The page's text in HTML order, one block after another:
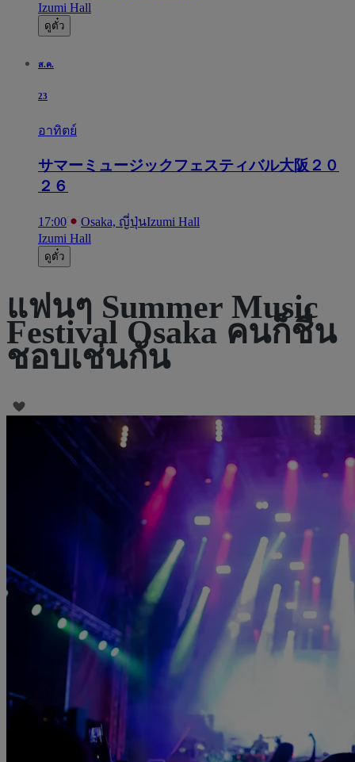
Izumi Hall
ดูตั๋ว
ส.ค.
23
อาทิตย์
サマーミュージックフェスティバル大阪２０
２６
17:00 Osaka, ญี่ปุ่นIzumi Hall
Izumi Hall
ดูตั๋ว
แฟนๆ Summer Music
Festival Osaka คนก็ชื่น
ชอบเช่นกัน